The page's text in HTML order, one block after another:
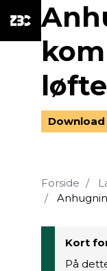
Download
Forside
Kort
På